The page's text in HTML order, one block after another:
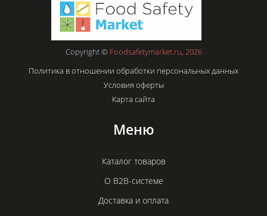
Copyright © Foodsafetymarket.ru, 2026
Политика в отношении обработки персональных данных
Условия оферты
Карта сайта
Меню
Каталог товаров
О B2B-системе
Доставка и оплата